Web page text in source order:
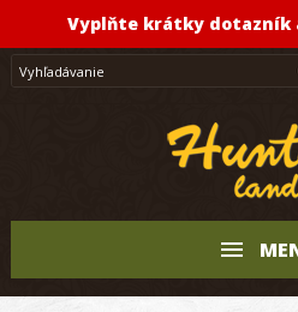
Vyplňte krátky dotazník